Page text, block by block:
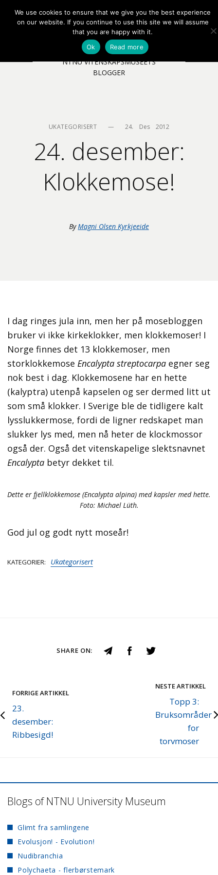
MENY EN NB
NTNU VITENSKAPSMUSEETS
BLOGGER
UKATEGORISERT — 24.    Des    2012
24. desember:
Klokkemose!
By Magni Olsen Kyrkjeeide
I dag ringes jula inn, men her på mosebloggen
bruker vi ikke kirkeklokker, men klokkemoser! I
Norge finnes det 13 klokkemoser, men
storklokkemose Encalypta streptocarpa egner seg
nok best i dag. Klokkemosene har en hette
(kalyptra) utenpå kapselen og ser dermed litt ut
som små klokker. I Sverige ble de tidligere kalt
lysslukkermose, fordi de ligner redskapet man
slukker lys med, men nå heter de klockmossor
også der. Også det vitenskapelige slektsnavnet
Encalypta betyr dekket til.
Dette er fjellklokkemose (Encalypta alpina) med kapsler med hette.
Foto: Michael Lüth.
God jul og godt nytt moseår!
KATEGORIER Ukategorisert
SHARE ON:
FORRIGE ARTIKKEL
23.
desember:
Ribbesigd!
NESTE ARTIKKEL
Topp 3:
Bruksområder
for
torvmoser
Blogs of NTNU University Museum
Glimt fra samlingene
Evolusjon! - Evolution!
Nudibranchia
Polychaeta - flerbørstemark
We use cookies to ensure that we give you the best experience
on our website. If you continue to use this site we will assume
that you are happy with it.
Ok
Read more